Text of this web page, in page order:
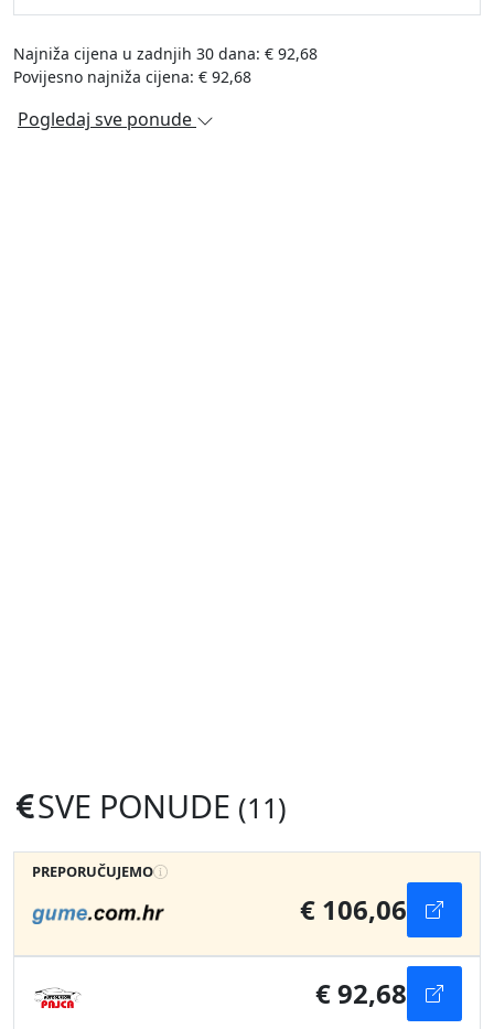
Najniža cijena u zadnjih 30 dana: € 92,68
Povijesno najniža cijena: € 92,68
Pogledaj sve ponude
SVE PONUDE (11)
PREPORUČUJEMO
€ 106,06
€ 92,68